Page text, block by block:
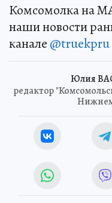
Комсомолка на
наши новости
канале @truekpru
Юлия
редактор